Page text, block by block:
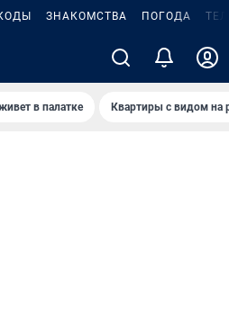
ЗНАКОМСТВА ПОГОДА
в палатке Квартиры с видом на